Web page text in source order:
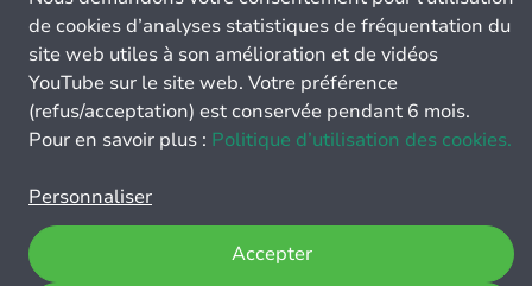
de cookies d’analyses statistiques de fréquentation du
site web utiles à son amélioration et de vidéos
YouTube sur le site web. Votre préférence
(refus/acceptation) est conservée pendant 6 mois.
Pour en savoir plus : Politique d’utilisation des cookies.
Personnaliser
Accepter